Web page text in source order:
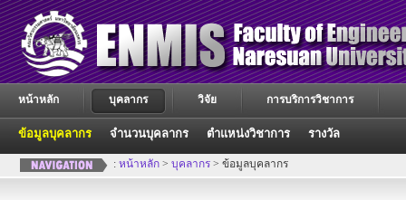
หน้าหลัก บุคลากร
ข้อมูลบุคลากร จำนวนบุคลากร ตำแหน่งวิชาการ รางวัล
วิจัย การบริการวิชาการ
: หน้าหลัก > บุคลากร > ข้อมูลบุคลากร